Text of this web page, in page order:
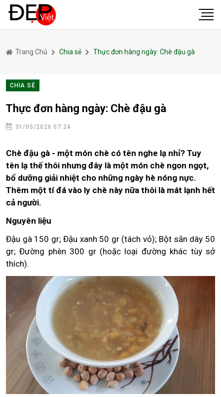
Trang Chủ Chia sẻ Thực đơn hàng ngày: Chè đậu gà
CHIA SẺ
Thực đơn hàng ngày: Chè đậu gà
31/05/2026 07:24
Chè đậu gà - một món chè có tên nghe lạ nhỉ? Tuy
tên lạ thế thôi nhưng đây là một món chè ngon ngọt,
bổ dưỡng giải nhiệt cho những ngày hè nóng nực.
Thêm một tí đá vào ly chè này nữa thôi là mát lạnh hết
cả người.
Nguyên liệu
Đậu gà 150 gr; Đậu xanh 50 gr (tách vỏ); Bột sắn dây 50
gr; Đường phèn 300 gr (hoặc loại đường khác tùy sở
thích).